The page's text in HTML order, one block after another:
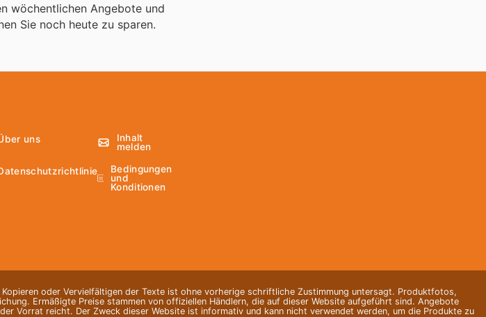
wöchentlichen Angebote und
Sie noch heute zu sparen.
uns
Inhalt
melden
Bedingungen
und
Konditionen
oder Vervielfältigen der Texte ist ohne vorherige schriftliche Zustimmung untersagt. Produktfotos,
Ermäßigte Preise stammen von offiziellen Händlern, die auf dieser Website aufgeführt sind. Angebote
Vorrat reicht. Der Zweck dieser Website ist informativ und kann nicht verwendet werden, um die Produkte zu